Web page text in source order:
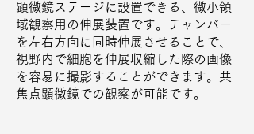
顕微鏡ステージに設置できる、微小領
域観察用の伸展装置です。チャンバー
を左右方向に同時伸展させることで、
視野内で細胞を伸展収縮した際の画像
を容易に撮影することができます。共
焦点顕微鏡での観察が可能です。